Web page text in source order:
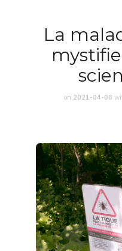
La
on 2021-04-08